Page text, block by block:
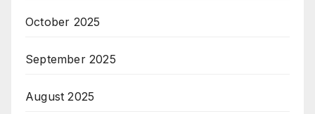
October 2025
September 2025
August 2025